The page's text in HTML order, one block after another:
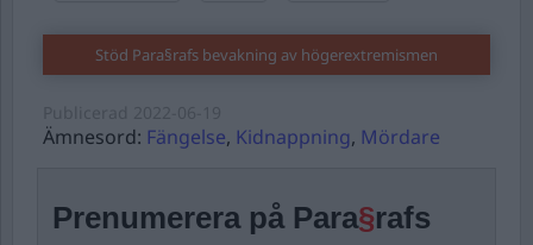
Stöd Para§rafs bevakning av högerextremismen
Ämnesord: Fängelse, Kidnappning, Mördare
Prenumerera på Para§rafs